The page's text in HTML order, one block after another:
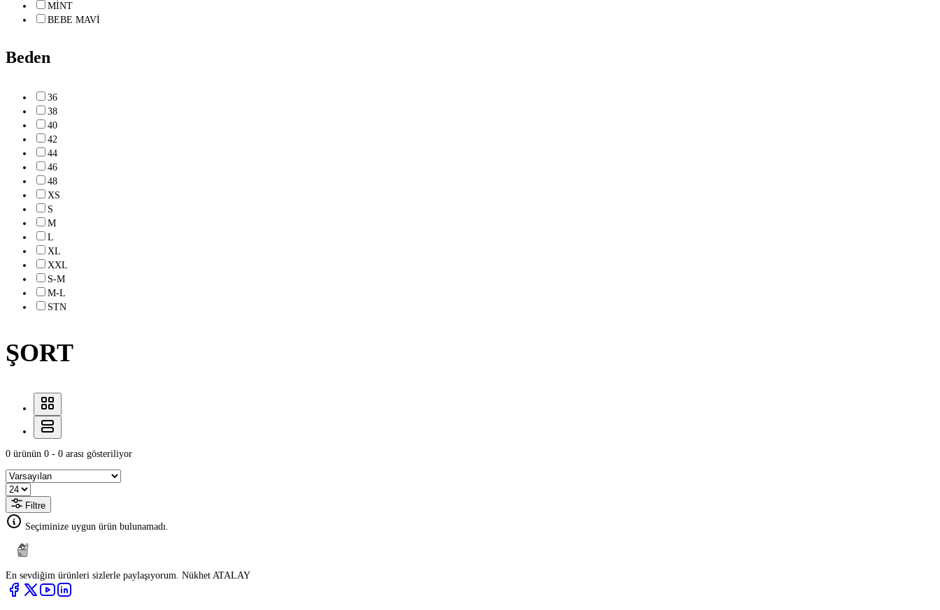
MİNT
BEBE MAVİ
Beden
36
38
40
42
44
46
48
XS
S
M
L
XL
XXL
S-M
M-L
STN
ŞORT
0 ürünün 0 - 0 arası gösteriliyor
Filtre
Seçiminize uygun ürün bulunamadı.
En sevdiğim ürünleri sizlerle paylaşıyorum. Nükhet ATALAY